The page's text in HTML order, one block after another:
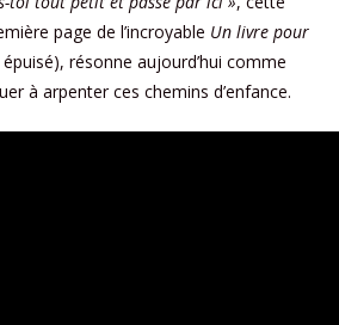
page de l’incroyable Un livre pour
résonne aujourd’hui comme
à arpenter ces chemins d’enfance.